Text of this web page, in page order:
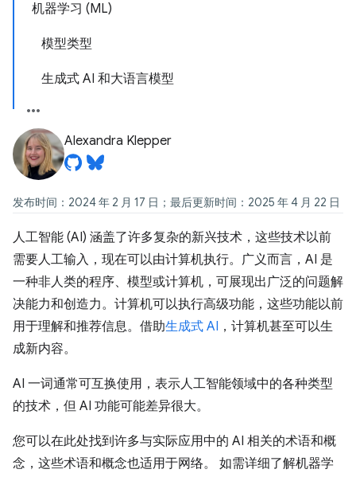
机器学习 (ML)
模型类型
生成式 AI 和大语言模型
Alexandra Klepper
发布时间：2024 年 2 月 17 日；最后更新时间：2025 年 4 月 22 日
人工智能 (AI) 涵盖了许多复杂的新兴技术，这些技术以前
需要人工输入，现在可以由计算机执行。广义而言，AI 是
一种非人类的程序、模型或计算机，可展现出广泛的问题解
决能力和创造力。计算机可以执行高级功能，这些功能以前
用于理解和推荐信息。借助生成式 AI ，计算机甚至可以生
成新内容。
AI 一词通常可互换使用，表示人工智能领域中的各种类型
的技术，但 AI 功能可能差异很大。
您可以在此处找到许多与实际应用中的 AI 相关的术语和概
念，这些术语和概念也适用于网络。 如需详细了解机器学